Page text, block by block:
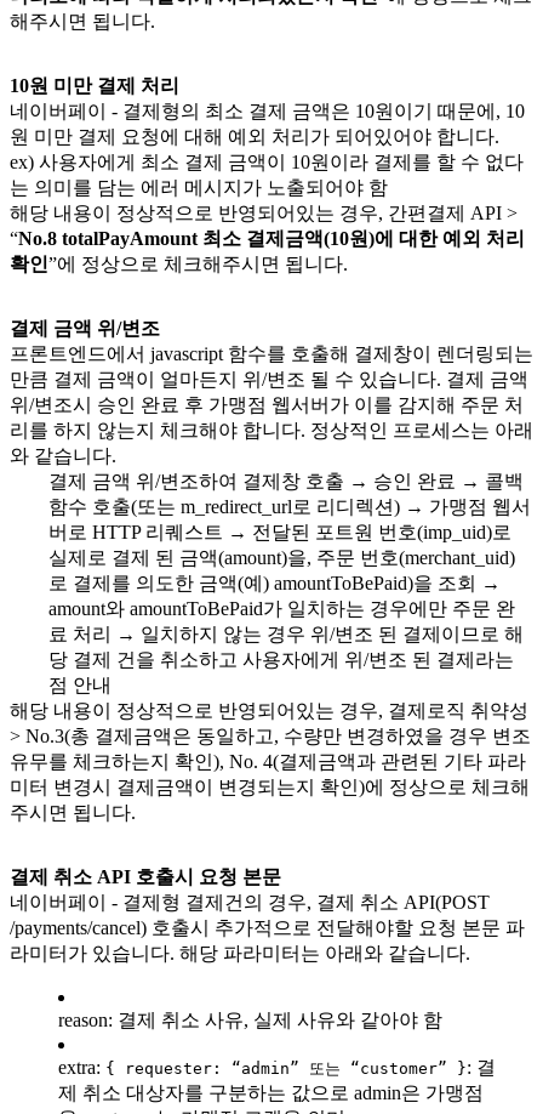
해주시면 됩니다.
10원 미만 결제 처리
네이버페이 - 결제형의 최소 결제 금액은 10원이기 때문에, 10
원 미만 결제 요청에 대해 예외 처리가 되어있어야 합니다.
ex) 사용자에게 최소 결제 금액이 10원이라 결제를 할 수 없다
는 의미를 담는 에러 메시지가 노출되어야 함
해당 내용이 정상적으로 반영되어있는 경우, 간편결제 API >
“No.8 totalPayAmount 최소 결제금액(10원)에 대한 예외 처리
확인”에 정상으로 체크해주시면 됩니다.
결제 금액 위/변조
프론트엔드에서 javascript 함수를 호출해 결제창이 렌더링되는
만큼 결제 금액이 얼마든지 위/변조 될 수 있습니다. 결제 금액
위/변조시 승인 완료 후 가맹점 웹서버가 이를 감지해 주문 처
리를 하지 않는지 체크해야 합니다. 정상적인 프로세스는 아래
와 같습니다.
결제 금액 위/변조하여 결제창 호출 → 승인 완료 → 콜백
함수 호출(또는 m_redirect_url로 리디렉션) → 가맹점 웹서
버로 HTTP 리퀘스트 → 전달된 포트원 번호(imp_uid)로
실제로 결제 된 금액(amount)을, 주문 번호(merchant_uid)
로 결제를 의도한 금액(예) amountToBePaid)을 조회 →
amount와 amountToBePaid가 일치하는 경우에만 주문 완
료 처리 → 일치하지 않는 경우 위/변조 된 결제이므로 해
당 결제 건을 취소하고 사용자에게 위/변조 된 결제라는
점 안내
해당 내용이 정상적으로 반영되어있는 경우, 결제로직 취약성
> No.3(총 결제금액은 동일하고, 수량만 변경하였을 경우 변조
유무를 체크하는지 확인), No. 4(결제금액과 관련된 기타 파라
미터 변경시 결제금액이 변경되는지 확인)에 정상으로 체크해
주시면 됩니다.
결제 취소 API 호출시 요청 본문
네이버페이 - 결제형 결제건의 경우, 결제 취소 API(POST
/payments/cancel) 호출시 추가적으로 전달해야할 요청 본문 파
라미터가 있습니다. 해당 파라미터는 아래와 같습니다.
reason: 결제 취소 사유, 실제 사유와 같아야 함
extra: { requester: “admin” 또는 “customer” }: 결
제 취소 대상자를 구분하는 값으로 admin은 가맹점